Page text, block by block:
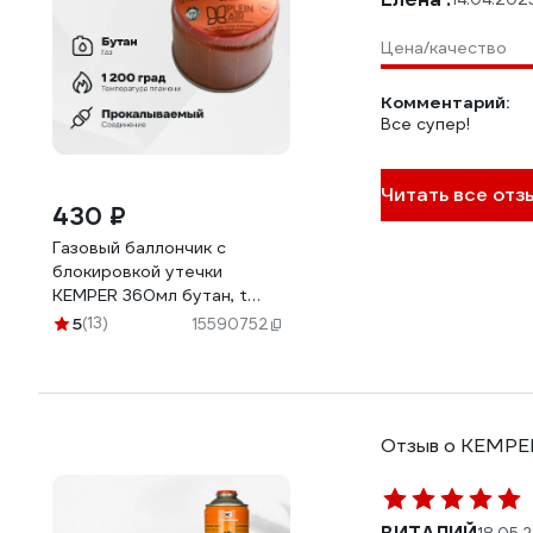
430 ₽
Газовый баллончик с
блокировкой утечки
KEMPER 360мл бутан, t
до1200°C(совместим с
5(13) 15590752
Цена/качество
Комментарий:
Все супер!
Читать все
Отзыв о